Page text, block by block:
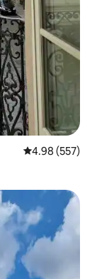
औसत रेटिंग 5 में से
4.98 (557)